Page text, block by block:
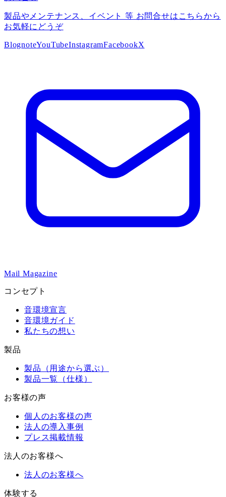
製品やメンテナンス、イベント 等 お問合せはこちらから
お気軽にどうぞ
BlognoteYouTubeInstagramFacebookX
Mail Magazine
コンセプト
音環境宣言
音環境ガイド
私たちの想い
製品
製品（用途から選ぶ）
製品一覧（仕様）
お客様の声
個人のお客様の声
法人の導入事例
プレス掲載情報
法人のお客様へ
法人のお客様へ
体験する